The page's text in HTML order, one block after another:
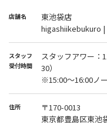
店舗名
東池袋店
higashiikebukuro |
スタッフ
受付時間
スタッフアワー：
30）
※15:00～16:00ノ
住所
〒170-0013
東京都豊島区東池